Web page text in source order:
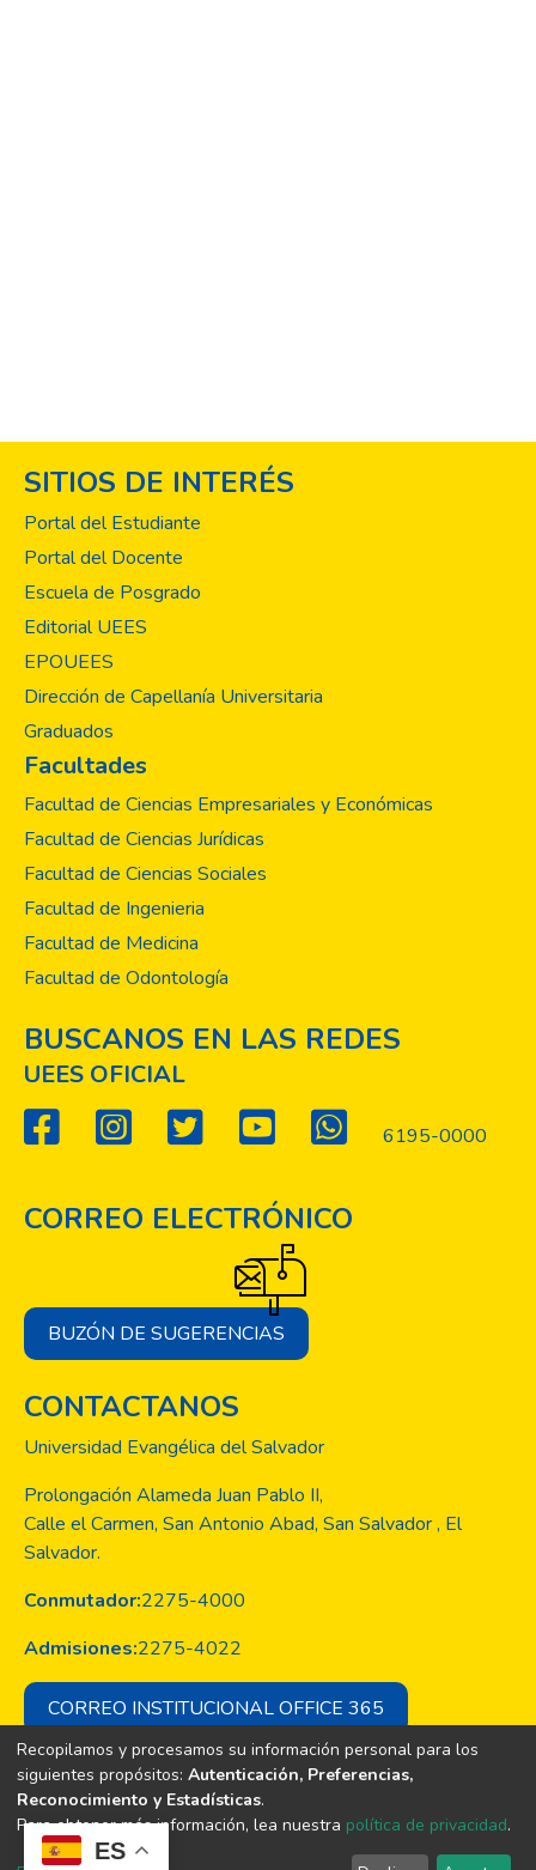
ES
SITIOS DE INTERÉS
Portal del Estudiante
Portal del Docente
Escuela de Posgrado
Editorial UEES
EPOUEES
Dirección de Capellanía Universitaria
Graduados
Facultades
Facultad de Ciencias Empresariales y Económicas
Facultad de Ciencias Jurídicas
Facultad de Ciencias Sociales
Facultad de Ingenieria
Facultad de Medicina
Facultad de Odontología
BUSCANOS EN LAS REDES
UEES OFICIAL
6195-0000
CORREO ELECTRÓNICO
BUZÓN DE SUGERENCIAS
CONTACTANOS
Universidad Evangélica del Salvador
Prolongación Alameda Juan Pablo II,
Calle el Carmen, San Antonio Abad, San Salvador , El
Salvador.
Conmutador:2275-4000
Admisiones:2275-4022
CORREO INSTITUCIONAL OFFICE 365
Copyright © Todos los derechos son
de la Universidad Evangélica de El
Recopilamos y procesamos su información personal para los
siguientes propósitos: Autenticación, Preferencias,
Reconocimiento y Estadísticas.
Para obtener más información, lea nuestra política de privacidad.